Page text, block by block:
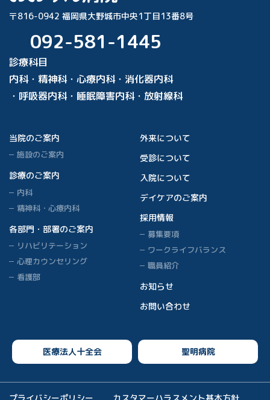
〒816-0942 福岡県大野城市中央1丁目13番8号
092-581-1445
診療科目
内科・精神科・心療内科・消化器内科
・呼吸器内科・睡眠障害内科・放射線科
当院のご案内
施設のご案内
診療のご案内
内科
精神科・心療内科
各部門・部署のご案内
リハビリテーション
心理カウンセリング
看護部
外来について
受診について
入院について
デイケアのご案内
採用情報
募集要項
ワークライフバランス
職員紹介
お知らせ
お問い合わせ
医療法人十全会 聖明病院